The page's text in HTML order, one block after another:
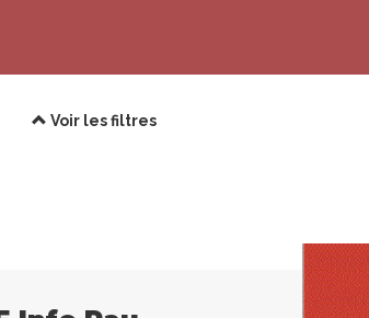
Voir les filtres